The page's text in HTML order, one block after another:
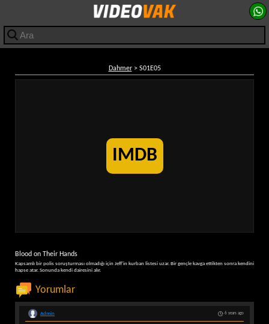
Dahmer> S01E05
IMDB
Blood on Their Hands
Kapsamlı bir polis soruşturması olmadığı için Jeff'in kurban listesi uzar. Bir gençle kavga ettikten sonra kendini
hapse atar. Sonunda kendi dairesini alır.
Yorumlar
6 years ago
Admin